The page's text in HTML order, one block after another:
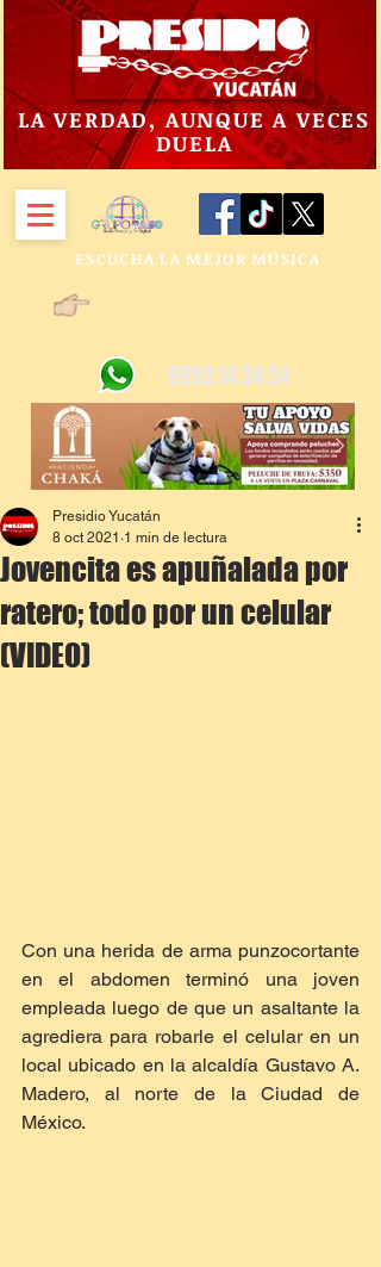
LA VERDAD, AUNQUE A VECES
DUELA
ESCUCHA LA MEJOR MÚSICA
9992 14 24 24
Jovencita es apuñalada por
ratero; todo por un celular
(VIDEO)
Presidio Yucatán
8 oct 2021 1 min de lectura
Con una herida de arma punzocortante
en el abdomen terminó una joven
empleada luego de que un asaltante la
agrediera para robarle el celular en un
local ubicado en la alcaldía Gustavo A.
Madero, al norte de la Ciudad de
México.